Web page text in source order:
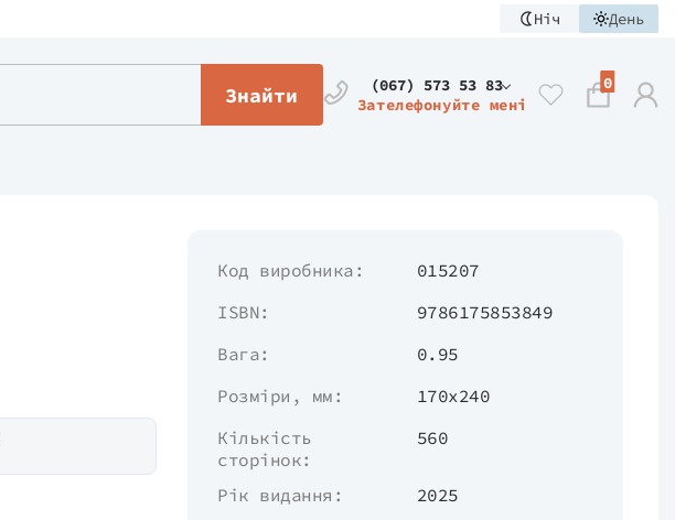
Ніч День
Знайти
(067) 573 53 83
Зателефонуйте мені
0
Код виробника:
015207
ISBN:
9786175853849
Вага:
0.95
Розміри, мм:
170х240
Кількість
сторінок:
560
Рік видання:
2025